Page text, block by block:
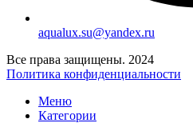
aqualux.su@yandex.ru
Все права защищены. 2024
Политика конфиденциальности
Меню
Категории